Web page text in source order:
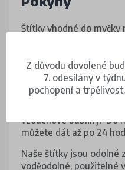
Štítky vhodné do myčky
Nalepovací štítky
s informacemi o
informace na oděvu,
vzduchové bubliny. Do
můžete dát až po 24
Naše štítky jsou odolné
voděodolné, použitelné
Z důvodu dovolené
7. odesílány v
pochopení a